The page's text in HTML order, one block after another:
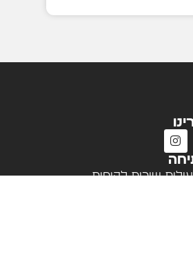
שירות לקוחות